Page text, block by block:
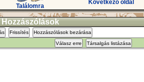
Találomra
Következő oldal
Hozzászólások
Frissítés Hozzászólások bezárása
Válasz erre Társalgás listázása